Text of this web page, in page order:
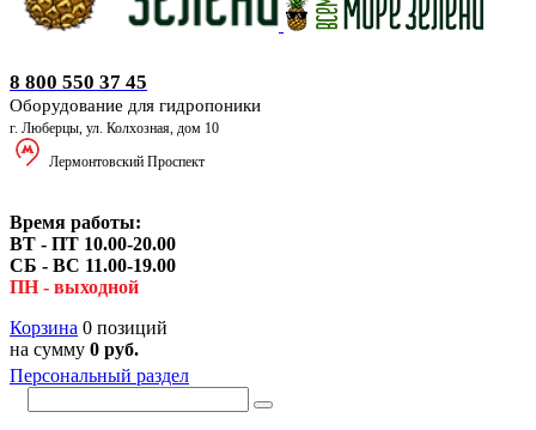
8 800 550 37 45
Оборудование для гидропоники
г. Люберцы, ул. Колхозная, дом 10
Лермонтовский Проспект
Время работы:
ВТ - ПТ 10.00-20.00
СБ - ВС 11.00-19.00
ПН - выходной
Корзина 0 позиций
на сумму 0 руб.
Персональный раздел